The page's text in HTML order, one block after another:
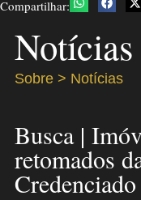
Compartilhar:
Notícias
Sobre > Notícias
Busca |
retomados
Credenciado